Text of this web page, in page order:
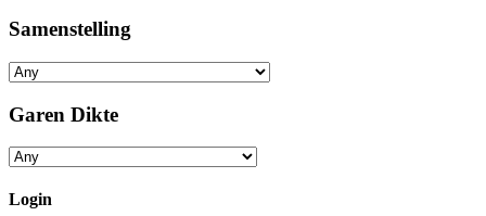
Samenstelling
Garen Dikte
Login